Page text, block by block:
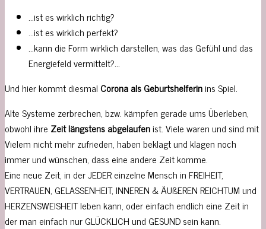
…ist es wirklich richtig?
…ist es wirklich perfekt?
…kann die Form wirklich darstellen, was das Gefühl und das
Energiefeld vermittelt?…
Und hier kommt diesmal Corona als Geburtshelferinins Spiel.
Alte Systeme zerbrechen, bzw. kämpfen gerade ums Überleben,
obwohl ihre Zeit längstens abgelaufenist. Viele waren und sind mit
Vielem nicht mehr zufrieden, haben beklagt und klagen noch
immer und wünschen, dass eine andere Zeit komme.
Eine neue Zeit, in der JEDER einzelne Mensch in FREIHEIT,
VERTRAUEN, GELASSENHEIT, INNEREN & ÄUßEREN REICHTUM und
HERZENSWEISHEIT leben kann, oder einfach endlich eine Zeit in
der man einfach nur GLÜCKLICH und GESUND sein kann.